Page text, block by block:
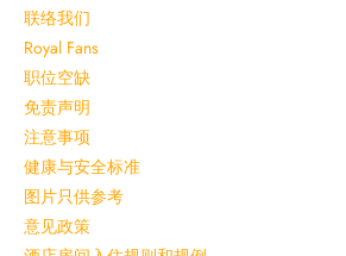
联络我们
Royal Fans
职位空缺
免责声明
注意事项
健康与安全标准
图片只供参考
意见政策